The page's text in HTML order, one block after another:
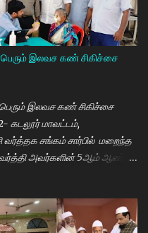
மாணவியர்களின்
பெண் குழந்தைகள் கல்லூரி
மிக அவசியம் என்பதில்
படிக்கின்ற
வழங்கும் புதுமைப்பெண்
தலைவர்களான மாணவர்க...
இலவச கண் சிகிச்சை
இலவச கண் சிகிச்சை
கடலூர் மாவட்டம்,
வர்த்தக சங்கம் சார்பில் மறைந்த
அவர்களின் 5ஆம் ஆண்டு
செவிலியர்கள் தலைமையில்
இளையராஜா சிறப்பு